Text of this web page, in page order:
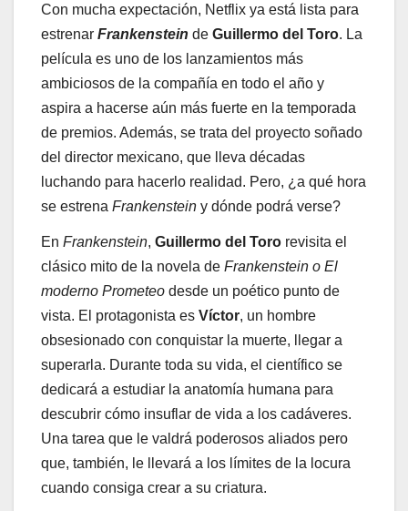
Con mucha expectación, Netflix ya está lista para
estrenar Frankenstein de Guillermo del Toro. La
película es uno de los lanzamientos más
ambiciosos de la compañía en todo el año y
aspira a hacerse aún más fuerte en la temporada
de premios. Además, se trata del proyecto soñado
del director mexicano, que lleva décadas
luchando para hacerlo realidad. Pero, ¿a qué hora
se estrena Frankenstein y dónde podrá verse?
En Frankenstein, Guillermo del Toro revisita el
clásico mito de la novela de Frankenstein o El
moderno Prometeo desde un poético punto de
vista. El protagonista es Víctor, un hombre
obsesionado con conquistar la muerte, llegar a
superarla. Durante toda su vida, el científico se
dedicará a estudiar la anatomía humana para
descubrir cómo insuflar de vida a los cadáveres.
Una tarea que le valdrá poderosos aliados pero
que, también, le llevará a los límites de la locura
cuando consiga crear a su criatura.